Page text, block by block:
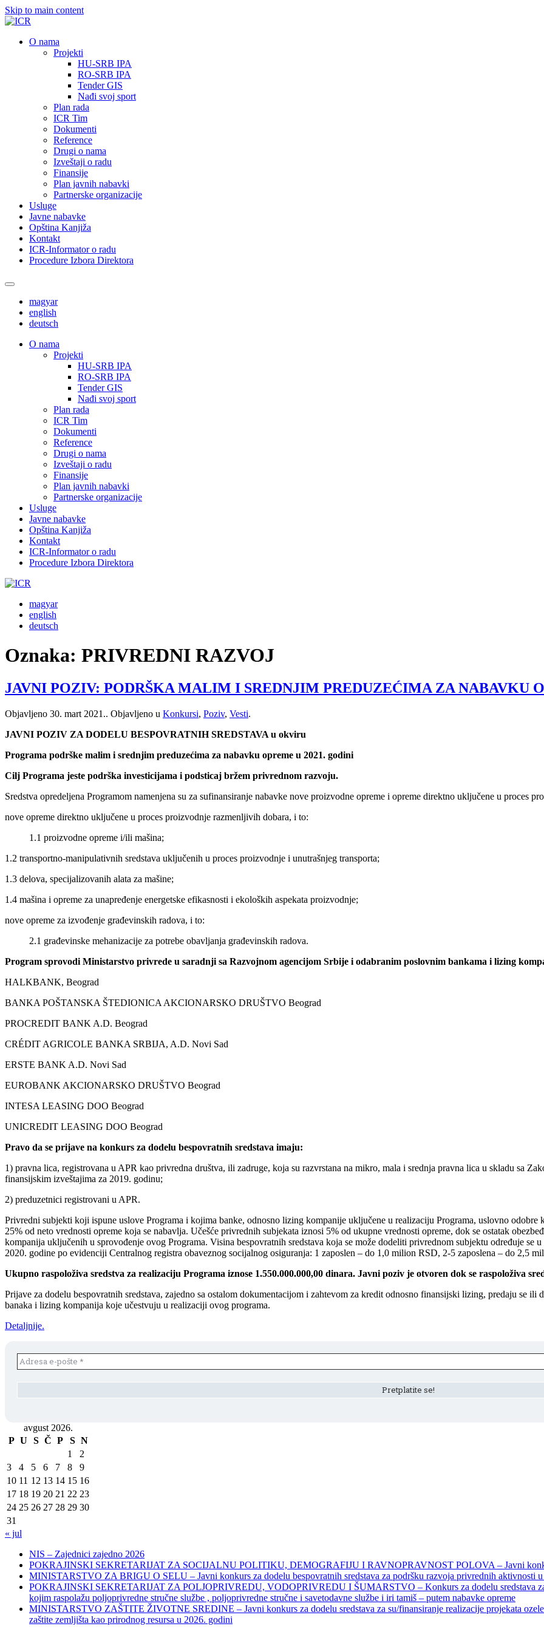
Skip to main content
О nama
Projekti
HU-SRB IPA
RO-SRB IPA
Tender GIS
Nađi svoj sport
Plan rada
ICR Tim
Dokumenti
Reference
Drugi o nama
Izveštaji o radu
Finansije
Plan javnih nabavki
Partnerske organizacije
Usluge
Javne nabavke
Opština Kanjiža
Kontakt
ICR-Informator o radu
Procedure Izbora Direktora
magyar
english
deutsch
О nama
Projekti
HU-SRB IPA
RO-SRB IPA
Tender GIS
Nađi svoj sport
Plan rada
ICR Tim
Dokumenti
Reference
Drugi o nama
Izveštaji o radu
Finansije
Plan javnih nabavki
Partnerske organizacije
Usluge
Javne nabavke
Opština Kanjiža
Kontakt
ICR-Informator o radu
Procedure Izbora Direktora
magyar
english
deutsch
Oznaka: PRIVREDNI RAZVOJ
JAVNI POZIV: PODRŠKA MALIM I SREDNJIM PREDUZEĆIMA ZA NABAVKU
Objavljeno 30. mart 2021.. Objavljeno u Konkursi, Poziv, Vesti.
JAVNI POZIV ZA DODELU BESPOVRATNIH SREDSTAVA u okviru
Programa podrške malim i srednjim preduzećima za nabavku opreme u 2021. godini
Cilj Programa jeste podrška investicijama i podsticaj bržem privrednom razvoju.
Sredstva opredeljena Programom namenjena su za sufinansiranje nabavke nove proizvodne opreme i opreme direktno uključene u proces
nove opreme direktno uključene u proces proizvodnje razmenljivih dobara, i to:
1.1 proizvodne opreme i/ili mašina;
1.2 transportno-manipulativnih sredstava uključenih u proces proizvodnje i unutrašnjeg transporta;
1.3 delova, specijalizovanih alata za mašine;
1.4 mašina i opreme za unapređenje energetske efikasnosti i ekoloških aspekata proizvodnje;
nove opreme za izvođenje građevinskih radova, i to:
2.1 građevinske mehanizacije za potrebe obavljanja građevinskih radova.
Program sprovodi Ministarstvo privrede u saradnji sa Razvojnom agencijom Srbije i odabranim poslovnim bankama i lizing
HALKBANK, Beograd
BANKA POŠTANSKA ŠTEDIONICA AKCIONARSKO DRUŠTVO Beograd
PROCREDIT BANK A.D. Beograd
CRÉDIT AGRICOLE BANKA SRBIJA, A.D. Novi Sad
ERSTE BANK A.D. Novi Sad
EUROBANK AKCIONARSKO DRUŠTVO Beograd
INTESA LEASING DOO Beograd
UNICREDIT LEASING DOO Beograd
Pravo da se prijave na konkurs za dodelu bespovratnih sredstava imaju:
1) pravna lica, registrovana u APR kao privredna društva, ili zadruge, koja su razvrstana na mikro, mala i srednja pravna lica u skladu sa
finansijskim izveštajima za 2019. godinu;
2) preduzetnici registrovani u APR.
Privredni subjekti koji ispune uslove Programa i kojima banke, odnosno lizing kompanije uključene u realizaciju Programa, uslovno
25% od neto vrednosti opreme koja se nabavlja. Učešće privrednih subjekata iznosi 5% od ukupne vrednosti opreme, dok se ostatak
kompanija uključenih u sprovođenje ovog Programa. Visina bespovratnih sredstava koja se može dodeliti privrednom subjektu određuje se
2020. godine po evidenciji Centralnog registra obaveznog socijalnog osiguranja: 1 zaposlen – do 1,0 milion RSD, 2-5 zaposlena – do 2,5
Ukupno raspoloživa sredstva za realizaciju Programa iznose 1.550.000.000,00 dinara. Javni poziv je otvoren dok se raspoloživa
Prijave za dodelu bespovratnih sredstava, zajedno sa ostalom dokumentacijom i zahtevom za kredit odnosno finansijski lizing, predaju se
banaka i lizing kompanija koje učestvuju u realizaciji ovog programa.
Detaljnije.
avgust 2026.
P U S Č P S N
1
2
3
4 5 6 7 8
9
10 11 12 13 14 15 16
17 18 19 20 21 22 23
24 25 26 27 28 29 30
31
« jul
NIS – Zajednici zajedno 2026
POKRAJINSKI SEKRETARIJAT ZA SOCIJALNU POLITIKU, DEMOGRAFIJU I RAVNOPRAVNOST POLOVA – Javni
MINISTARSTVO ZA BRIGU O SELU – Javni konkurs za dodelu bespovratnih sredstava za podršku razvoja privrednih aktivnosti
POKRAJINSKI SEKRETARIJAT ZA POLJOPRIVREDU, VODOPRIVREDU I ŠUMARSTVO – Konkurs za dodelu sredstava
kojim raspolažu poljoprivredne stručne službe , poljoprivredne stručne i savetodavne službe i iri tamiš ‒ putem nabavke opreme
MINISTARSTVO ZAŠTITE ŽIVOTNE SREDINE – Javni konkurs za dodelu sredstava za su/finansiranje realizacije projekata
zaštite zemljišta kao prirodnog resursa u 2026. godini